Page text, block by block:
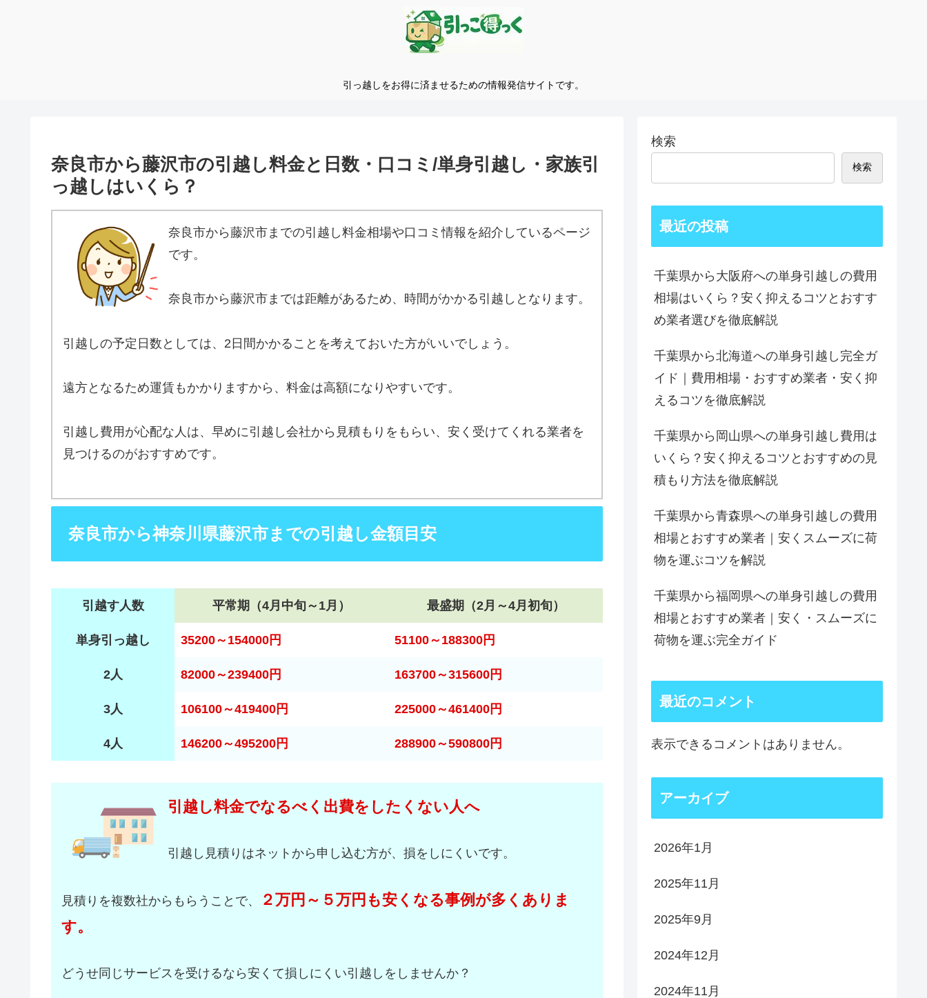
引っ越しをお得に済ませるための情報発信サイトです。
奈良市から藤沢市の引越し料金と日数・口コミ/単身引越し・家族引
っ越しはいくら？
奈良市から藤沢市までの引越し料金相場や口コミ情報を紹介しているページ
です。
奈良市から藤沢市までは距離があるため、時間がかかる引越しとなります。
引越しの予定日数としては、2日間かかることを考えておいた方がいいでしょう。
遠方となるため運賃もかかりますから、料金は高額になりやすいです。
引越し費用が心配な人は、早めに引越し会社から見積もりをもらい、安く受けてくれる業者を
見つけるのがおすすめです。
奈良市から神奈川県藤沢市までの引越し金額目安
引越す人数 平常期（4月中旬～1月） 最盛期（2月～4月初旬）
単身引っ越し 35200～154000円 51100～188300円
2人 82000～239400円 163700～315600円
3人 106100～419400円 225000～461400円
4人 146200～495200円 288900～590800円
引越し料金でなるべく出費をしたくない人へ
引越し見積りはネットから申し込む方が、損をしにくいです。
見積りを複数社からもらうことで、
２万円～５万円も安くなる事例が多くありま
す。
どうせ同じサービスを受けるなら安くて損しにくい引越しをしませんか？
検索
検索
最近の投稿
千葉県から大阪府への単身引越しの費用
相場はいくら？安く抑えるコツとおすす
め業者選びを徹底解説
千葉県から北海道への単身引越し完全ガ
イド｜費用相場・おすすめ業者・安く抑
えるコツを徹底解説
千葉県から岡山県への単身引越し費用は
いくら？安く抑えるコツとおすすめの見
積もり方法を徹底解説
千葉県から青森県への単身引越しの費用
相場とおすすめ業者｜安くスムーズに荷
物を運ぶコツを解説
千葉県から福岡県への単身引越しの費用
相場とおすすめ業者｜安く・スムーズに
荷物を運ぶ完全ガイド
最近のコメント
表示できるコメントはありません。
アーカイブ
2026年1月
2025年11月
2025年9月
2024年12月
2024年11月